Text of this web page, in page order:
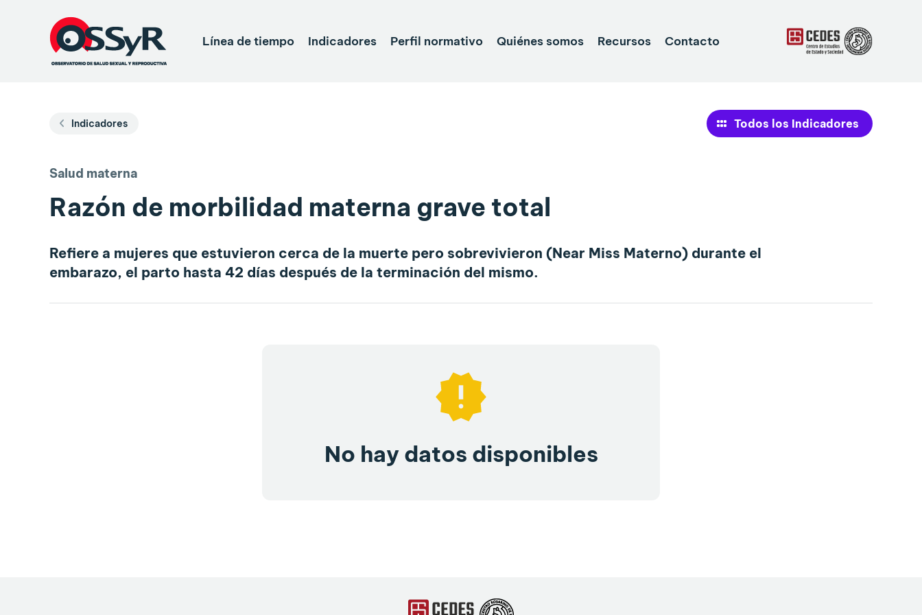
Línea de tiempo Indicadores Perfil normativo Quiénes somos Recursos Contacto
Indicadores Todos los Indicadores
Salud materna
Razón de morbilidad materna grave total
Refiere a mujeres que estuvieron cerca de la muerte pero sobrevivieron (Near Miss Materno) durante el
embarazo, el parto hasta 42 días después de la terminación del mismo.
No hay datos disponibles